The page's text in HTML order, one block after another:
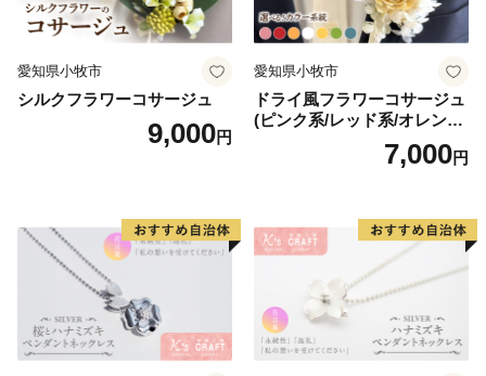
愛知県小牧市
シルクフラワーコサージュ
9,000円
愛知県小牧市
ドライ風フラワーコサージュ
(ピンク系/レッド系/オレンジ
系/ホワイト系/イエロー系/グ
リーン系/ブルー系）7,000円